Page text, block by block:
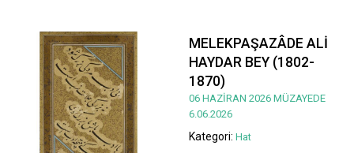
MELEKPAŞAZÂDE ALİ
HAYDAR BEY (1802-
1870)
06 HAZİRAN 2026 MÜZAYEDE
6.06.2026
Kategori: Hat